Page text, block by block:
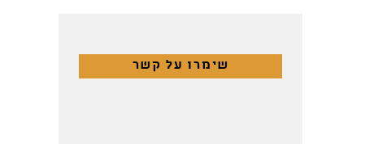
שימרו על קשר